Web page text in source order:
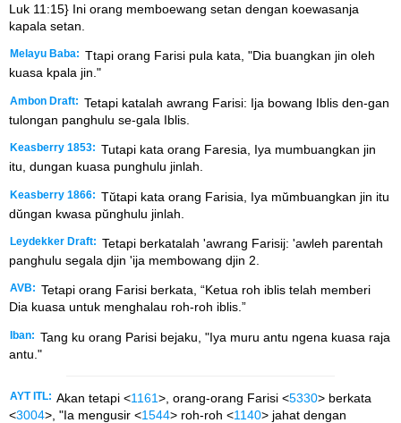
Luk 11:15} Ini orang memboewang setan dengan koewasanja
kapala setan.
Melayu Baba: Ttapi orang Farisi pula kata, "Dia buangkan jin oleh
kuasa kpala jin."
Ambon Draft: Tetapi katalah awrang Farisi: Ija bowang Iblis den-gan
tulongan panghulu se-gala Iblis.
Keasberry 1853: Tutapi kata orang Faresia, Iya mumbuangkan jin
itu, dungan kuasa punghulu jinlah.
Keasberry 1866: Tŭtapi kata orang Farisia, Iya mŭmbuangkan jin itu
dŭngan kwasa pŭnghulu jinlah.
Leydekker Draft: Tetapi berkatalah 'awrang Farisij: 'awleh parentah
panghulu segala djin 'ija membowang djin 2.
AVB: Tetapi orang Farisi berkata, “Ketua roh iblis telah memberi
Dia kuasa untuk menghalau roh-roh iblis.”
Iban: Tang ku orang Parisi bejaku, "Iya muru antu ngena kuasa raja
antu."
AYT ITL: Akan tetapi <1161>, orang-orang Farisi <5330> berkata
<3004>, "Ia mengusir <1544> roh-roh <1140> jahat dengan